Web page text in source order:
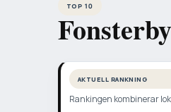
TOP 10
AKTUELL RANKNING
Rankingen kombinerar